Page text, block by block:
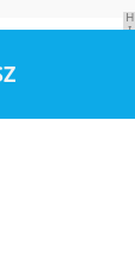
H
I